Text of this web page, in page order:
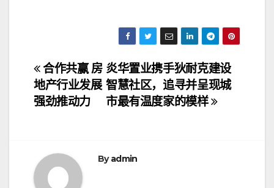
文
章
航
炎华置业携手狄耐克建设
智慧社区，追寻并呈现城
市最有温度家的模样
合作共赢 房
地产行业发展
强劲推动力
Byadmin